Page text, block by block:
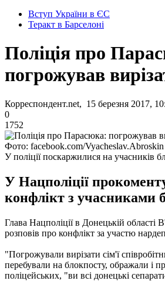
Вступ України в ЄС
Теракт в Барселоні
Поліція про
погрожував
Корреспондент.net, 15 березня 2017,
0
1752
Фото: facebook.com/Vyacheslav.Abroskin
У поліції поскаржилися на учасників
У Нацполіції
конфлікт з учасниками
Глава Нацполіції в Донецькій області
розповів про конфлікт за участю
"Погрожували вирізати сім'ї
перебували на блокпосту, ображали і
поліцейських, "ви всі донецькі